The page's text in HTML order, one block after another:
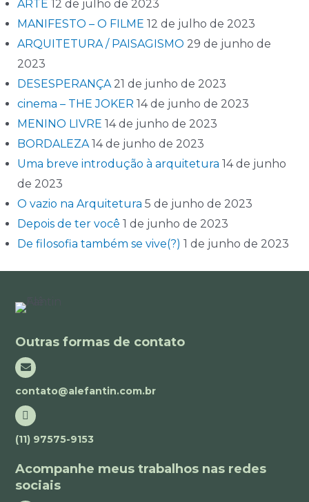
ARTE 12 de julho de 2023
MANIFESTO – O FILME 12 de julho de 2023
ARQUITETURA / PAISAGISMO 29 de junho de
2023
DESESPERANÇA 21 de junho de 2023
cinema – THE JOKER 14 de junho de 2023
MENINO LIVRE 14 de junho de 2023
BORDALEZA 14 de junho de 2023
Uma breve introdução à arquitetura 14 de junho
de 2023
O vazio na Arquitetura 5 de junho de 2023
Depois de ter você 1 de junho de 2023
De filosofia também se vive(?) 1 de junho de 2023
Outras formas de contato
contato@alefantin.com.br
(11) 97575-9153
Acompanhe meus trabalhos nas redes
sociais